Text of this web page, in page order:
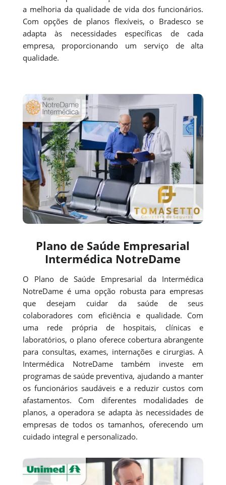
a melhoria da qualidade de vida dos funcionários.
Com opções de planos flexíveis, o Bradesco se
adapta às necessidades específicas de cada
empresa, proporcionando um serviço de alta
qualidade.
Plano de Saúde Empresarial
Intermédica NotreDame
O Plano de Saúde Empresarial da Intermédica
NotreDame é uma opção robusta para empresas
que desejam cuidar da saúde de seus
colaboradores com eficiência e qualidade. Com
uma rede própria de hospitais, clínicas e
laboratórios, o plano oferece cobertura abrangente
para consultas, exames, internações e cirurgias. A
Intermédica NotreDame também investe em
programas de saúde preventiva, ajudando a manter
os funcionários saudáveis e a reduzir custos com
afastamentos. Com diferentes modalidades de
planos, a operadora se adapta às necessidades de
empresas de todos os tamanhos, oferecendo um
cuidado integral e personalizado.